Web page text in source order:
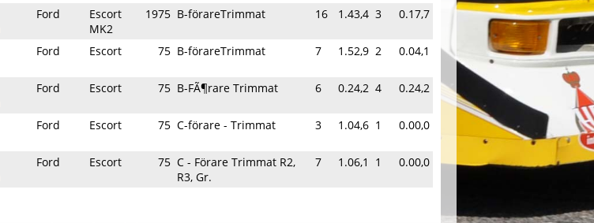
Ford
Escort
MK2
1975 B-förareTrimmat 16 1.43,4 3 0.17,7
Ford Escort 75 B-förareTrimmat 7 1.52,9 2 0.04,1
Ford Escort 75 B-FÃ¶rare Trimmat 6 0.24,2 4 0.24,2
Ford Escort 75 C-förare - Trimmat 3 1.04,6 1 0.00,0
Ford Escort 75 C - Förare Trimmat R2,
R3, Gr.
7 1.06,1 1 0.00,0